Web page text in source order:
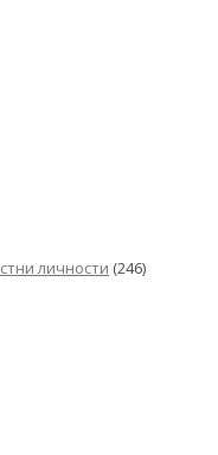
личности (246)